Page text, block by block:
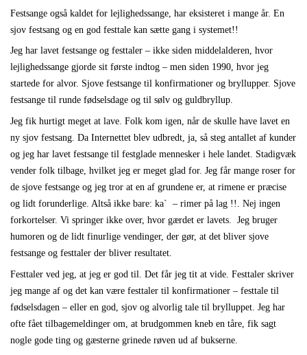
Festsange også kaldet for lejlighedssange, har eksisteret i mange år. En
sjov festsang og en god festtale kan sætte gang i systemet!!
Jeg har lavet festsange og festtaler – ikke siden middelalderen, hvor
lejlighedssange gjorde sit første indtog – men siden 1990, hvor jeg
startede for alvor. Sjove festsange til konfirmationer og bryllupper. Sjove
festsange til runde fødselsdage og til sølv og guldbryllup.
Jeg fik hurtigt meget at lave. Folk kom igen, når de skulle have lavet en
ny sjov festsang. Da Internettet blev udbredt, ja, så steg antallet af kunder
og jeg har lavet festsange til festglade mennesker i hele landet. Stadigvæk
vender folk tilbage, hvilket jeg er meget glad for. Jeg får mange roser for
de sjove festsange og jeg tror at en af grundene er, at rimene er præcise
og lidt forunderlige. Altså ikke bare: ka` – rimer på lag !!. Nej ingen
forkortelser. Vi springer ikke over, hvor gærdet er lavets. Jeg bruger
humoren og de lidt finurlige vendinger, der gør, at det bliver sjove
festsange og festtaler der bliver resultatet.
Festtaler ved jeg, at jeg er god til. Det får jeg tit at vide. Festtaler skriver
jeg mange af og det kan være festtaler til konfirmationer – festtale til
fødselsdagen – eller en god, sjov og alvorlig tale til brylluppet. Jeg har
ofte fået tilbagemeldinger om, at brudgommen kneb en tåre, fik sagt
nogle gode ting og gæsterne grinede røven ud af bukserne.